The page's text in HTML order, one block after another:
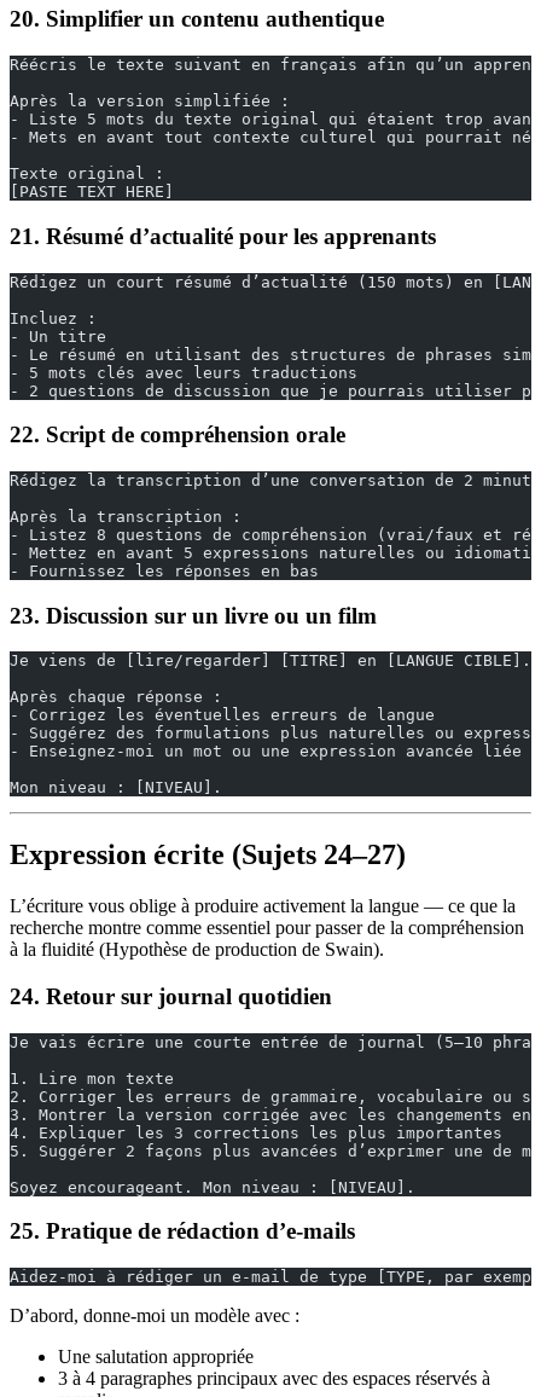
20. Simplifier un contenu authentique
Réécris le texte suivant en français afin qu’un
Après la version simplifiée :
- Liste 5 mots du texte original qui étaient trop
- Mets en avant tout contexte culturel qui pourrait
Texte original :
[PASTE TEXT HERE]
21. Résumé d’actualité pour les apprenants
Rédigez un court résumé d’actualité (150 mots) en
Incluez :
- Un titre
- Le résumé en utilisant des structures de phrases
- 5 mots clés avec leurs traductions
- 2 questions de discussion que je pourrais utiliser
22. Script de compréhension orale
Rédigez la transcription d’une conversation de 2
Après la transcription :
- Listez 8 questions de compréhension (vrai/faux et
- Mettez en avant 5 expressions naturelles ou
- Fournissez les réponses en bas
23. Discussion sur un livre ou un film
Je viens de [lire/regarder] [TITRE] en [LANGUE
Après chaque réponse :
- Corrigez les éventuelles erreurs de langue
- Suggérez des formulations plus naturelles ou
- Enseignez-moi un mot ou une expression avancée liée
Mon niveau : [NIVEAU].
Expression écrite (Sujets 24–27)
L’écriture vous oblige à produire activement la langue — ce que la
recherche montre comme essentiel pour passer de la compréhension
à la fluidité (Hypothèse de production de Swain).
24. Retour sur journal quotidien
Je vais écrire une courte entrée de journal (5–10
1. Lire mon texte
2. Corriger les erreurs de grammaire, vocabulaire ou
3. Montrer la version corrigée avec les changements en
4. Expliquer les 3 corrections les plus importantes
5. Suggérer 2 façons plus avancées d’exprimer une de
Soyez encourageant. Mon niveau : [NIVEAU].
25. Pratique de rédaction d’e-mails
Aidez-moi à rédiger un e-mail de type [TYPE, par
D’abord, donne-moi un modèle avec :
Une salutation appropriée
3 à 4 paragraphes principaux avec des espaces réservés à